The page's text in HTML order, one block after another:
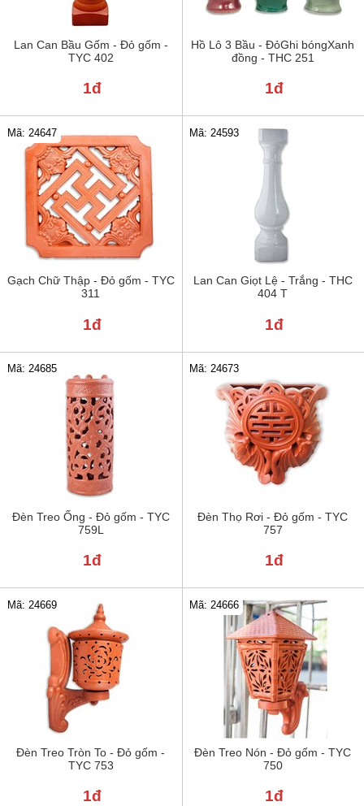
Lan Can Bầu Gốm - Đỏ gốm -
TYC 402
1đ
Hồ Lô 3 Bầu - ĐỏGhi bóngXanh
đồng - THC 251
1đ
Gạch Chữ Thập - Đỏ gốm - TYC
311
Mã: 24647
1đ
Lan Can Giọt Lệ - Trắng - THC
404 T
Mã: 24593
1đ
Đèn Treo Ống - Đỏ gốm - TYC
759L
Mã: 24685
1đ
Đèn Thọ Rơi - Đỏ gốm - TYC
757
Mã: 24673
1đ
Đèn Treo Tròn To - Đỏ gốm -
TYC 753
Mã: 24669
1đ
Đèn Treo Nón - Đỏ gốm - TYC
750
Mã: 24666
1đ